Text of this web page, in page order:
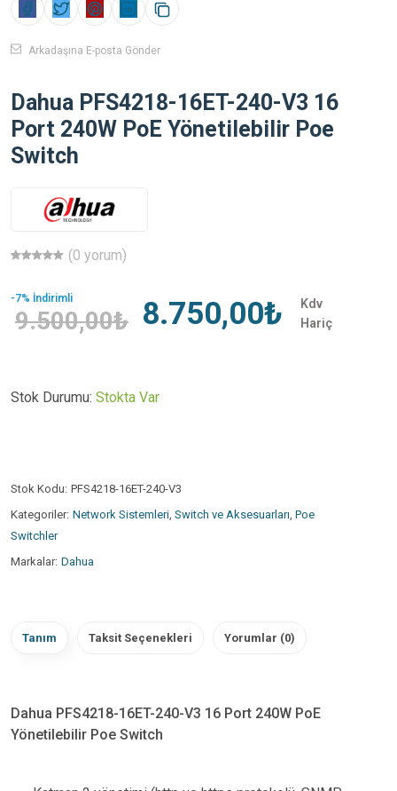
Arkadaşına E-posta Gönder
Dahua PFS4218-16ET-240-V3 16
Port 240W PoE Yönetilebilir Poe
Switch
(0 yorum)
-7% İndirimli
9.500,00₺ 8.750,00₺
Kdv
Hariç
Stok Durumu: Stokta Var
Stok Kodu: PFS4218-16ET-240-V3
Kategoriler: Network Sistemleri, Switch ve Aksesuarları, Poe
Switchler
Markalar: Dahua
Tanım Taksit Seçenekleri Yorumlar (0)
Dahua PFS4218-16ET-240-V3 16 Port 240W PoE
Yönetilebilir Poe Switch